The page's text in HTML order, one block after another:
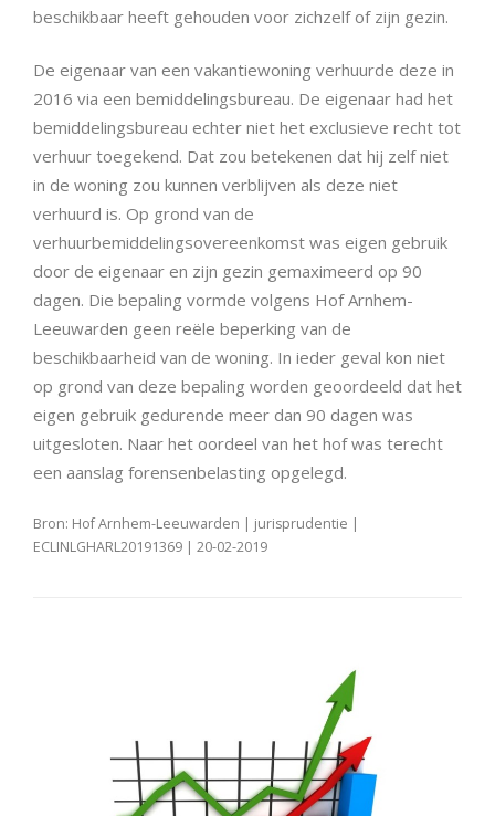
beschikbaar heeft gehouden voor zichzelf of zijn gezin.
De eigenaar van een vakantiewoning verhuurde deze in
2016 via een bemiddelingsbureau. De eigenaar had het
bemiddelingsbureau echter niet het exclusieve recht tot
verhuur toegekend. Dat zou betekenen dat hij zelf niet
in de woning zou kunnen verblijven als deze niet
verhuurd is. Op grond van de
verhuurbemiddelingsovereenkomst was eigen gebruik
door de eigenaar en zijn gezin gemaximeerd op 90
dagen. Die bepaling vormde volgens Hof Arnhem-
Leeuwarden geen reële beperking van de
beschikbaarheid van de woning. In ieder geval kon niet
op grond van deze bepaling worden geoordeeld dat het
eigen gebruik gedurende meer dan 90 dagen was
uitgesloten. Naar het oordeel van het hof was terecht
een aanslag forensenbelasting opgelegd.
Bron: Hof Arnhem-Leeuwarden | jurisprudentie |
ECLINLGHARL20191369 | 20-02-2019